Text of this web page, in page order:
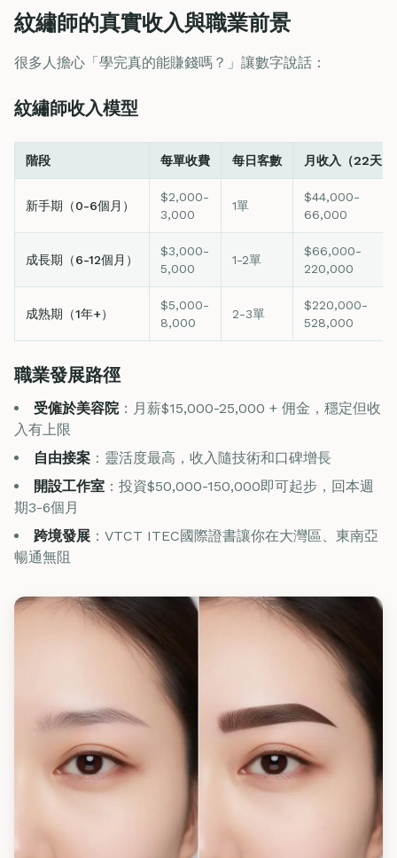
紋繡師的真實收入與職業前景
很多人擔心「學完真的能賺錢嗎？」讓數字說話：
紋繡師收入模型
階段 每單收費 每日客數 月收入（22天）
新手期（0-6個月）
$2,000-
3,000
1單
$44,000-
66,000
成長期（6-12個月）
$3,000-
5,000
1-2單
$66,000-
220,000
成熟期（1年+）
$5,000-
8,000
2-3單
$220,000-
528,000
職業發展路徑
受僱於美容院：月薪$15,000-25,000 + 佣金，穩定但收
入有上限
自由接案 ：靈活度最高，收入隨技術和口碑增長
開設工作室 ：投資$50,000-150,000即可起步，回本週
期3-6個月
跨境發展 ：VTCT ITEC國際證書讓你在大灣區、東南亞
暢通無阻